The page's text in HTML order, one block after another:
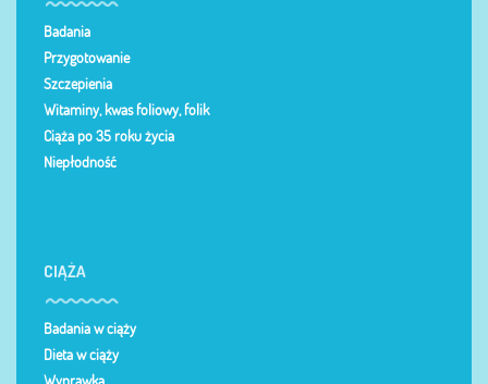
Badania
Przygotowanie
Szczepienia
Witaminy, kwas foliowy, folik
Ciąża po 35 roku życia
Niepłodność
CIĄŻA
Badania w ciąży
Dieta w ciąży